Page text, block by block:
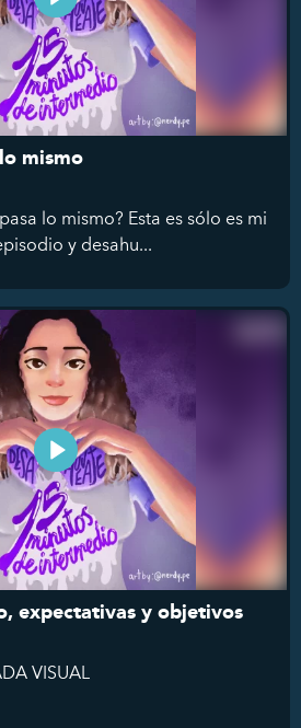
mismo
lo mismo? Esta es sólo es mi
y desahu...
expectativas y objetivos
VISUAL